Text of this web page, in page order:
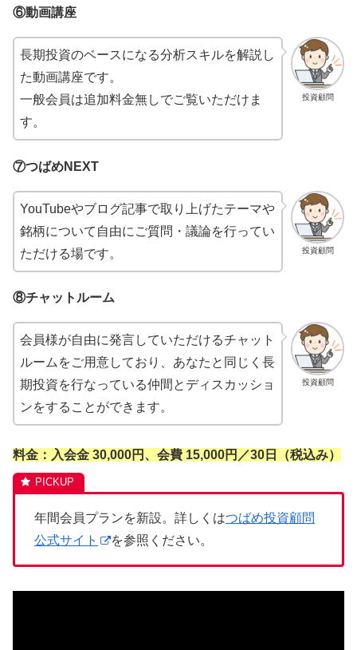
⑥動画講座
投資顧問
長期投資のベースになる分析スキルを解説し
た動画講座です。
一般会員は追加料金無しでご覧いただけま
す。
⑦つばめNEXT
投資顧問
YouTubeやブログ記事で取り上げたテーマや
銘柄について自由にご質問・議論を行ってい
ただける場です。
⑧チャットルーム
投資顧問
会員様が自由に発言していただけるチャット
ルームをご用意しており、あなたと同じく長
期投資を行なっている仲間とディスカッショ
ンをすることができます。
料金：入会金 30,000円、会費 15,000円／30日（税込み）
年間会員プランを新設。詳しくはつばめ投資顧問
公式サイト
を参照ください。